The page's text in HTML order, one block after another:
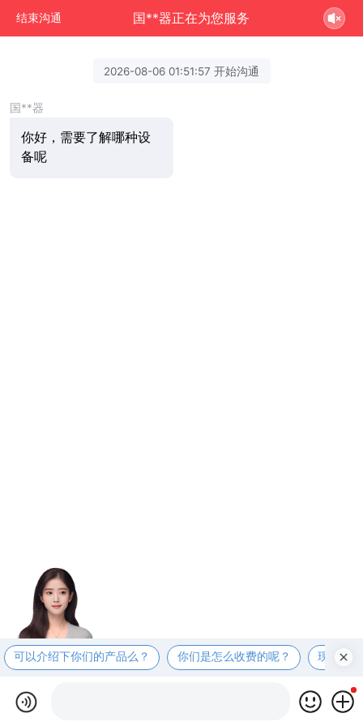
结束沟通 国**器正在为您服务
2026-08-06 01:51:57 开始沟通
国**器
你好，需要了解哪种设
备呢
可以介绍下你们的产品么？ 你们是怎么收费的呢？ 现在有